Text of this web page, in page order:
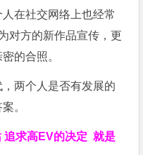
在社交网络上也经常
对方的新作品宣传，更
的合照。
两个人是否有发展的
。
追求高EV的决定就是